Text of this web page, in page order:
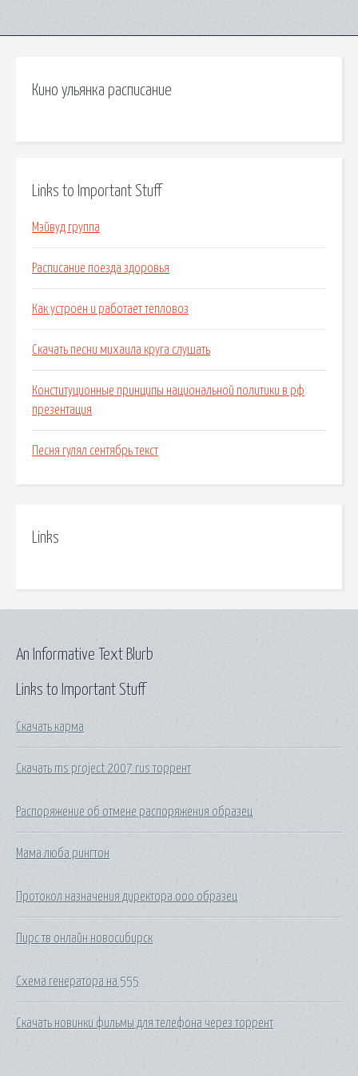
Кино ульянка расписание
Links to Important Stuff
Мэйвуд группа
Расписание поезда здоровья
Как устроен и работает тепловоз
Скачать песни михаила круга слушать
Конституционные принципы национальной политики в рф
презентация
Песня гулял сентябрь текст
Links
Links to Important Stuff
Скачать карма
Скачать ms project 2007 rus торрент
Распоряжение об отмене распоряжения образец
Мама люба рингтон
Протокол назначения директора ооо образец
Пирс тв онлайн новосибирск
Схема генератора на 555
Скачать новинки фильмы для телефона через торрент
An Informative Text Blurb